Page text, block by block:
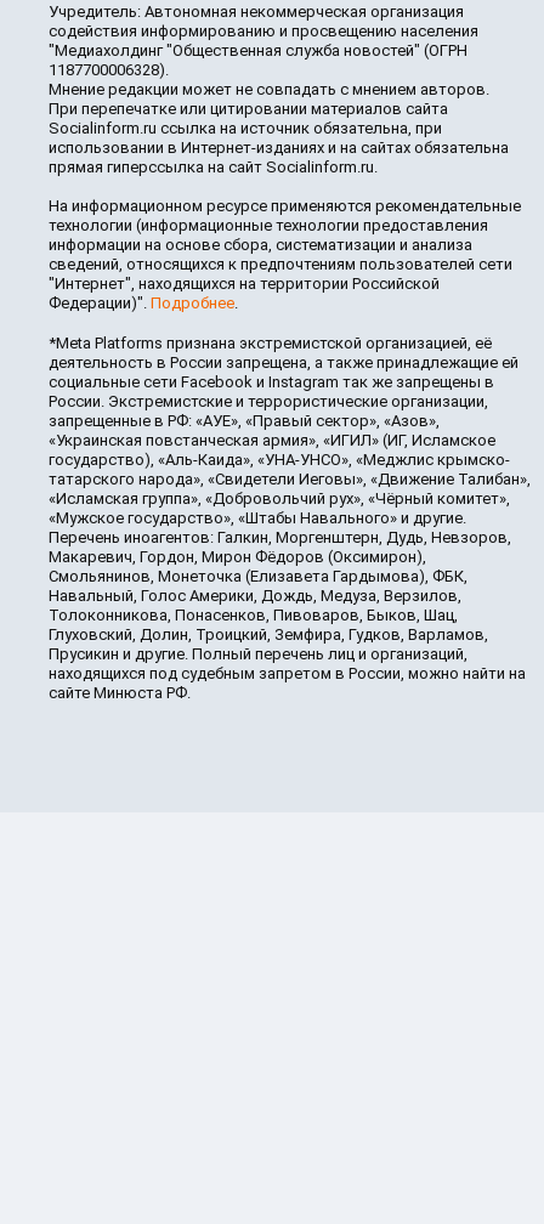
Учредитель: Автономная некоммерческая организация
содействия информированию и просвещению населения
"Медиахолдинг "Общественная служба новостей" (ОГРН
1187700006328).
Мнение редакции может не совпадать с мнением авторов.
При перепечатке или цитировании материалов сайта
Socialinform.ru ссылка на источник обязательна, при
использовании в Интернет-изданиях и на сайтах обязательна
прямая гиперссылка на сайт Socialinform.ru.
На информационном ресурсе применяются рекомендательные
технологии (информационные технологии предоставления
информации на основе сбора, систематизации и анализа
сведений, относящихся к предпочтениям пользователей сети
"Интернет", находящихся на территории Российской
Федерации)". Подробнее
*Meta Platforms признана экстремистской организацией, её
деятельность в России запрещена, а также принадлежащие ей
социальные сети Facebook и Instagram так же запрещены в
России. Экстремистские и террористические организации,
запрещенные в РФ: «АУЕ», «Правый сектор», «Азов»,
«Украинская повстанческая армия», «ИГИЛ» (ИГ, Исламское
государство), «Аль-Каида», «УНА-УНСО», «Меджлис крымско-
татарского народа», «Свидетели Иеговы», «Движение Талибан»,
«Исламская группа», «Добровольчий рух», «Чёрный комитет»,
«Мужское государство», «Штабы Навального» и другие.
Перечень иноагентов: Галкин, Моргенштерн, Дудь, Невзоров,
Макаревич, Гордон, Мирон Фёдоров (Оксимирон),
Смольянинов, Монеточка (Елизавета Гардымова), ФБК,
Навальный, Голос Америки, Дождь, Медуза, Верзилов,
Толоконникова, Понасенков, Пивоваров, Быков, Шац,
Глуховский, Долин, Троицкий, Земфира, Гудков, Варламов,
Прусикин и другие. Полный перечень лиц и организаций,
находящихся под судебным запретом в России, можно найти на
сайте Минюста РФ.